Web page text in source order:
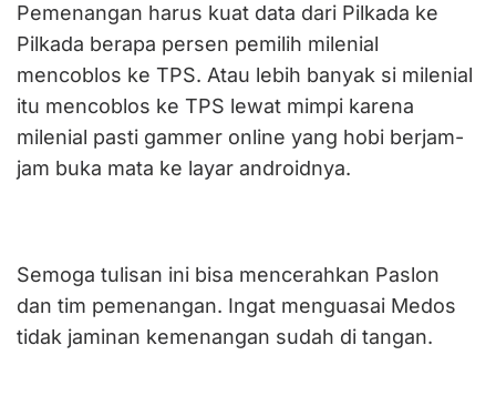
Pemenangan harus kuat data dari Pilkada ke
Pilkada berapa persen pemilih milenial
mencoblos ke TPS. Atau lebih banyak si milenial
itu mencoblos ke TPS lewat mimpi karena
milenial pasti gammer online yang hobi berjam-
jam buka mata ke layar androidnya.
Semoga tulisan ini bisa mencerahkan Paslon
dan tim pemenangan. Ingat menguasai Medos
tidak jaminan kemenangan sudah di tangan.